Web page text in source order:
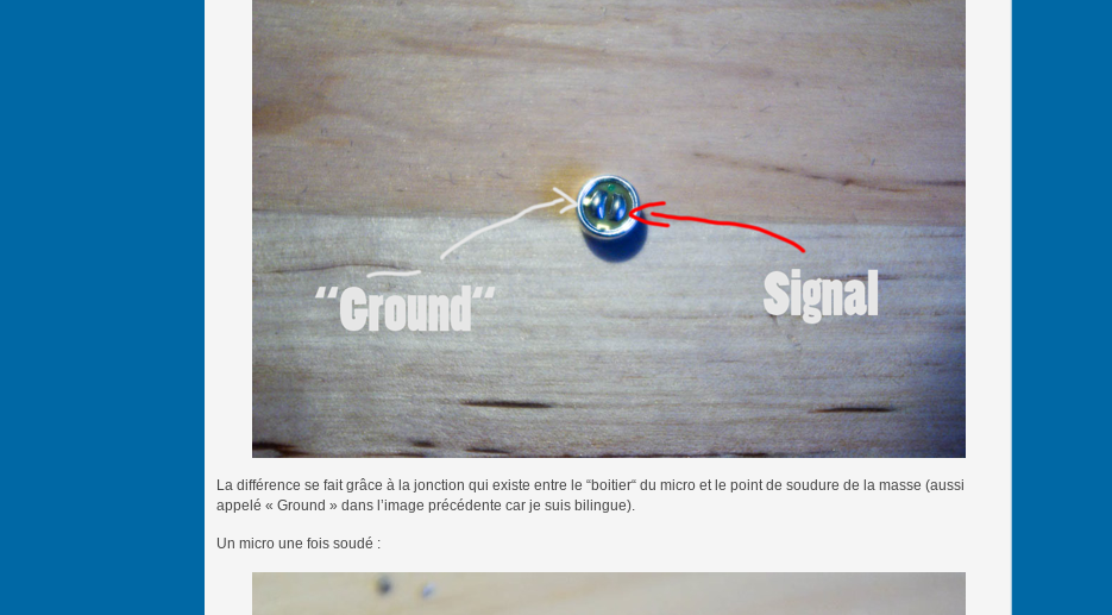
La différence se fait grâce à la jonction qui existe entre le “boitier“ du micro et le point de soudure de la masse (aussi
appelé « Ground » dans l’image précédente car je suis bilingue).
Un micro une fois soudé :